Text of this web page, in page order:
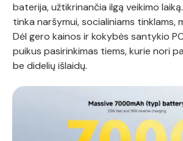
baterija, užtikrinančia ilgą veikimo
tinka naršymui, socialiniams tinklams,
Dėl gero kainos ir kokybės santykio
puikus pasirinkimas tiems, kurie nori
be didelių išlaidų.